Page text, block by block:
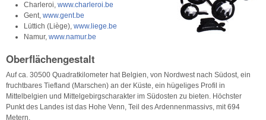
Charleroi, www.charleroi.be
Gent, www.gent.be
Lüttich (Liège), www.liege.be
Namur, www.namur.be
Oberflächengestalt
Auf ca. 30500 Quadratkilometer hat Belgien, von Nordwest nach Südost, ein
fruchtbares Tiefland (Marschen) an der Küste, ein hügeliges Profil in
Mittelbelgien und Mittelgebirgscharakter im Südosten zu bieten. Höchster
Punkt des Landes ist das Hohe Venn, Teil des Ardennenmassivs, mit 694
Metern.